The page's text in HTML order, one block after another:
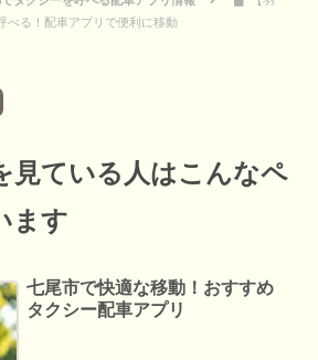
べる！配車アプリで便利に移動
見ている人はこんなペ
ます
七尾市で快適な移動！おすすめ
タクシー配車アプリ